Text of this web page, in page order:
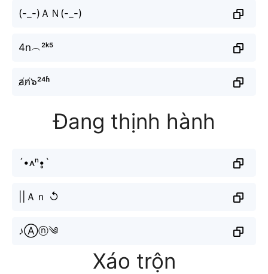
(-_-)ＡＮ(-_-)
4n︵²ᵏ⁵
a̸n̸๖²⁴ʱ
Đang thịnh hành
´•ᴀⁿ•̥`
||Ａｎ ↺
♪Ⓐⓝ༄
Xáo trộn